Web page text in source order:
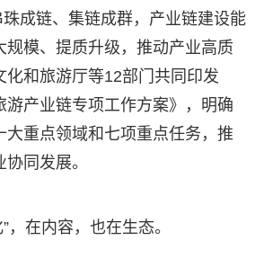
成链、集链成群，产业链建设能
规模、提质升级，推动产业高质
化和旅游厅等12部门共同印发
游产业链专项工作方案》，明确
大重点领域和七项重点任务，推
同发展。
”，在内容，也在生态。